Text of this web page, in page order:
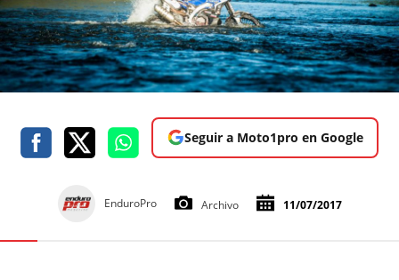
Seguir a Moto1pro en Google
EnduroPro Archivo 11/07/2017